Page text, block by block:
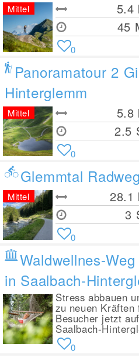
5.4
45
Mittel
0
Panoramatour 2
Hinterglemm
5.8
2.5
Mittel
0
Glemmtal Radweg
28.1
3
Mittel
0
Waldwellnes-
in Saalbach-
Stress abbauen
zu neuen Kräften
Besucher jetzt
Saalbach-
0